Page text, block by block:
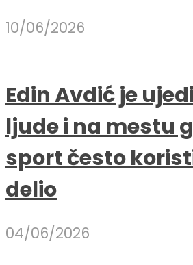
10/06/2026
Edin Avdić je
ljude i na mestu
sport često
delio
04/06/2026